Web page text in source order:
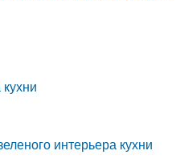
интерьера кухни